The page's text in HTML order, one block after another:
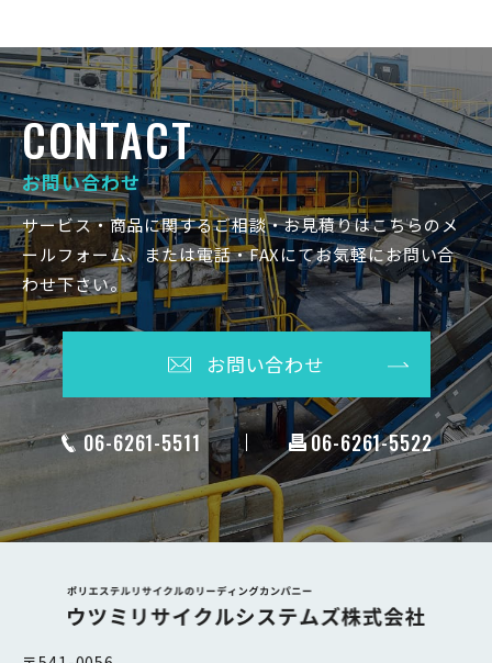
CONTACT
お問い合わせ
サービス・商品に関するご相談・お見積りはこちらのメ
ールフォーム、または電話・FAXにてお気軽にお問い合
わせ下さい。
お問い合わせ
06-6261-5511 06-6261-5522